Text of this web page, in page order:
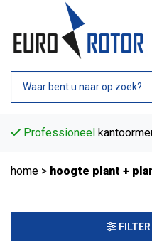
Professioneel
home > hoogte plant +
FILTER